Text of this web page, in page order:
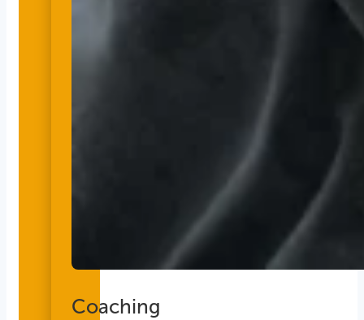
Coaching